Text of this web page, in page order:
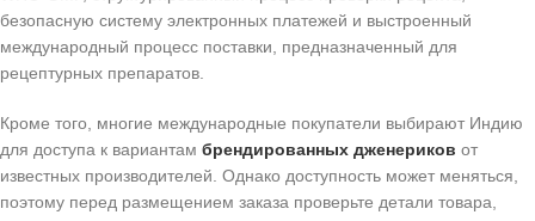
безопасную систему электронных платежей и выстроенный
международный процесс поставки, предназначенный для
рецептурных препаратов.
Кроме того, многие международные покупатели выбирают Индию
для доступа к вариантам брендированных дженериков от
известных производителей. Однако доступность может меняться,
поэтому перед размещением заказа проверьте детали товара,